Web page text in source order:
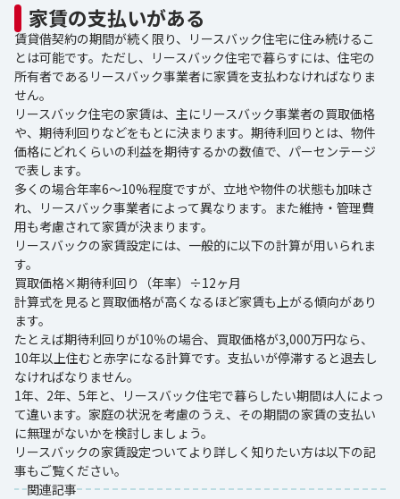
家賃の支払いがある
賃貸借契約の期間が続く限り、リースバック住宅に住み続けるこ
とは可能です。ただし、リースバック住宅で暮らすには、住宅の
所有者であるリースバック事業者に家賃を支払わなければなりま
せん。
リースバック住宅の家賃は、主にリースバック事業者の買取価格
や、期待利回りなどをもとに決まります。期待利回りとは、物件
価格にどれくらいの利益を期待するかの数値で、パーセンテージ
で表します。
多くの場合年率6～10%程度ですが、立地や物件の状態も加味さ
れ、リースバック事業者によって異なります。また維持・管理費
用も考慮されて家賃が決まります。
リースバックの家賃設定には、一般的に以下の計算が用いられま
す。
買取価格×期待利回り（年率）÷12ヶ月
計算式を見ると買取価格が高くなるほど家賃も上がる傾向があり
ます。
たとえば期待利回りが10％の場合、買取価格が3,000万円なら、
10年以上住むと赤字になる計算です。支払いが停滞すると退去し
なければなりません。
1年、2年、5年と、リースバック住宅で暮らしたい期間は人によっ
て違います。家庭の状況を考慮のうえ、その期間の家賃の支払い
に無理がないかを検討しましょう。
リースバックの家賃設定ついてより詳しく知りたい方は以下の記
事もご覧ください。
関連記事